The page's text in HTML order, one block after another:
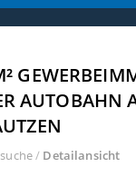
AUTOBAHN
/ Detailansicht